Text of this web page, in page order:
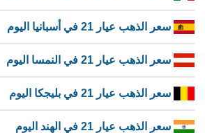
سعر الذهب عيار 21 في أسبانيا اليوم
سعر الذهب عيار 21 في النمسا اليوم
سعر الذهب عيار 21 في بليجكا اليوم
سعر الذهب عيار 21 في الهند اليوم